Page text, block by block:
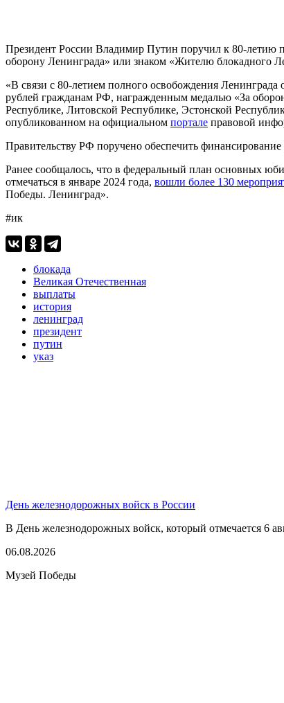
Президент России Владимир Путин поручил к 80-летию
оборону Ленинграда» или знаком «Жителю блокадного
«В связи с 80-летием полного освобождения
рублей гражданам РФ, награжденным медалью «За
Республике, Литовской Республике, Эстонской
опубликованном на официальном портале правовой
Правительству РФ поручено обеспечить
Ранее сообщалось, что в федеральный план основных
отмечаться в январе 2024 года, вошли более 130
Победы. Ленинград».
#ик
блокада
Великая Отечественная
выплаты
история
ленинград
президент
путин
указ
День железнодорожных войск в России
В День железнодорожных войск, который отмечается 6
06.08.2026
Музей Победы